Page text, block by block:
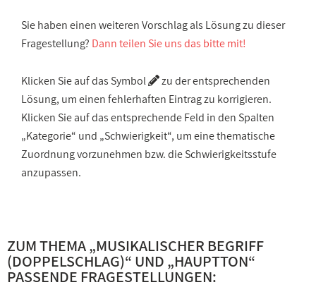
Sie haben einen weiteren Vorschlag als Lösung zu dieser
Fragestellung? Dann teilen Sie uns das bitte mit!
Klicken Sie auf das Symbol
zu der entsprechenden
Lösung, um einen fehlerhaften Eintrag zu korrigieren.
Klicken Sie auf das entsprechende Feld in den Spalten
„Kategorie“ und „Schwierigkeit“, um eine thematische
Zuordnung vorzunehmen bzw. die Schwierigkeitsstufe
anzupassen.
ZUM THEMA „MUSIKALISCHER BEGRIFF
(DOPPELSCHLAG)“ UND „HAUPTTON“
PASSENDE FRAGESTELLUNGEN: